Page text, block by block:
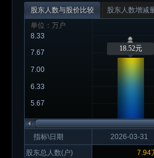
股东人数与股价比较
股东人数增减
单位：万户
5.67
6.33
7.00
7.67
8.33
18.52元
指标\日期
股东总人数(户)
2026-03-31
7.94